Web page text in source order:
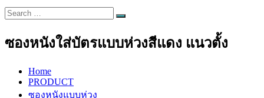
Search
for:
Search
ซองหนังใส่บัตรแบบห่วงสีแดง แนวตั้ง
Home
PRODUCT
ซองหนังแบบห่วง